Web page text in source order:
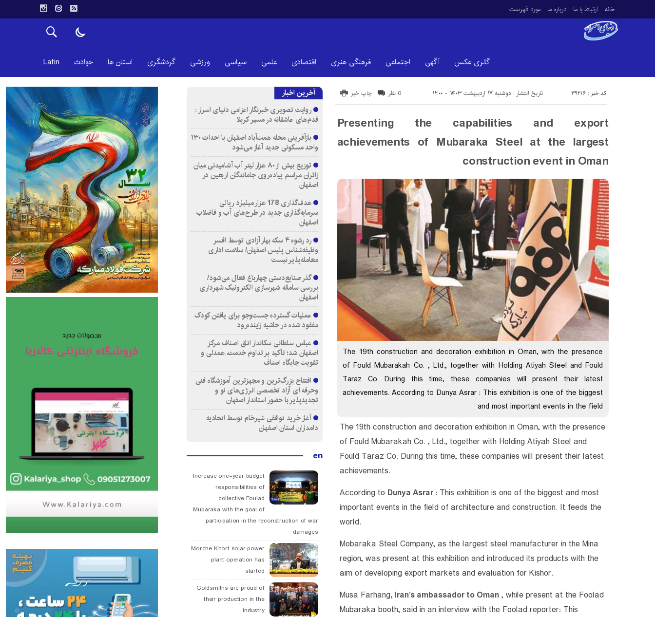
خانه ارتباط با ما درباره ما مورد فهرست
گالری عکس آگهی اجتماعی فرهنگی هنری اقتصادی علمی سیاسی ورزشی گردشگری استان ها حوادث Latin
تاریخ انتشار : دوشنبه ۱۷ اردیبهشت ۱۴۰۳ - ۱۲:۰۰ کد خبر : 39216 چاپ خبر 0 نظر
Presenting the capabilities and export
achievements of Mubaraka Steel at the largest
construction event in Oman
The 19th construction and decoration exhibition in Oman, with the presence
of Fould Mubarakah Co. , Ltd., together with Holding Atiyah Steel and Fould
Taraz Co. During this time, these companies will present their latest
achievements. According to Dunya Asrar : This exhibition is one of the biggest
and most important events in the field
The 19th construction and decoration exhibition in Oman, with the presence
of Fould Mubarakah Co. , Ltd., together with Holding Atiyah Steel and
Fould Taraz Co. During this time, these companies will present their latest
achievements.
According to Dunya Asrar: This exhibition is one of the biggest and most
important events in the field of architecture and construction. It feeds the
world.
Mobaraka Steel Company, as the largest steel manufacturer in the Mina
region, was present at this exhibition and introduced its products with the
aim of developing export markets and evaluation for Kishor.
Musa Farhang, Iran’s ambassador to Oman, while present at the Foolad
Mubaraka booth, said in an interview with the Foolad reporter: This
آخرین اخبار
روایت تصویری خبرنگار اعزامی دنیای اسرار :
قدم‌های عاشقانه در مسیر کربلا
بازآفرینی محله همت‌آباد اصفهان با احداث ۱۳۰
واحد مسکونی جدید آغاز می‌شود
توزیع بیش از ۸۰ هزار لیتر آب آشامیدنی میان
زائران مراسم پیاده‌روی جاماندگان اربعین در
اصفهان
هدف‌گذاری 178 هزار میلیارد ریالی
سرمایه‌گذاری جدید در طرح‌های آب و فاضلاب
اصفهان
رد رشوه ۴ سکه بهار آزادی توسط افسر
وظیفه‌شناس پلیس اصفهان/ سلامت اداری
معامله‌پذیر نیست
گذر صنایع‌دستی چهارباغ فعال می‌شود/
بررسی سامانه شهرسازی الکترونیک شهرداری
اصفهان
عملیات گسترده جست‌وجو برای یافتن کودک
مفقود شده در حاشیه زاینده‌رود
عباس سلطانی سکاندار اتاق اصناف مرکز
اصفهان شد؛ تأکید بر تداوم خدمت، همدلی و
تقویت جایگاه اصناف
افتتاح بزرگ‌ترین و مجهزترین آموزشگاه فنی
وحرفه ای آزاد تخصصی انرژی‌های نو و
تجدیدپذیر با حضور استاندار اصفهان
آغاز خرید توافقی شیرخام توسط اتحادیه
دامداران استان اصفهان
en
Increase one-year budget
responsibilities of
collective Foulad
Mubaraka with the goal of
participation in the reconstruction of war
damages
Morche Khort solar power
plant operation has
started
Goldsmiths are proud of
their production in the
industry